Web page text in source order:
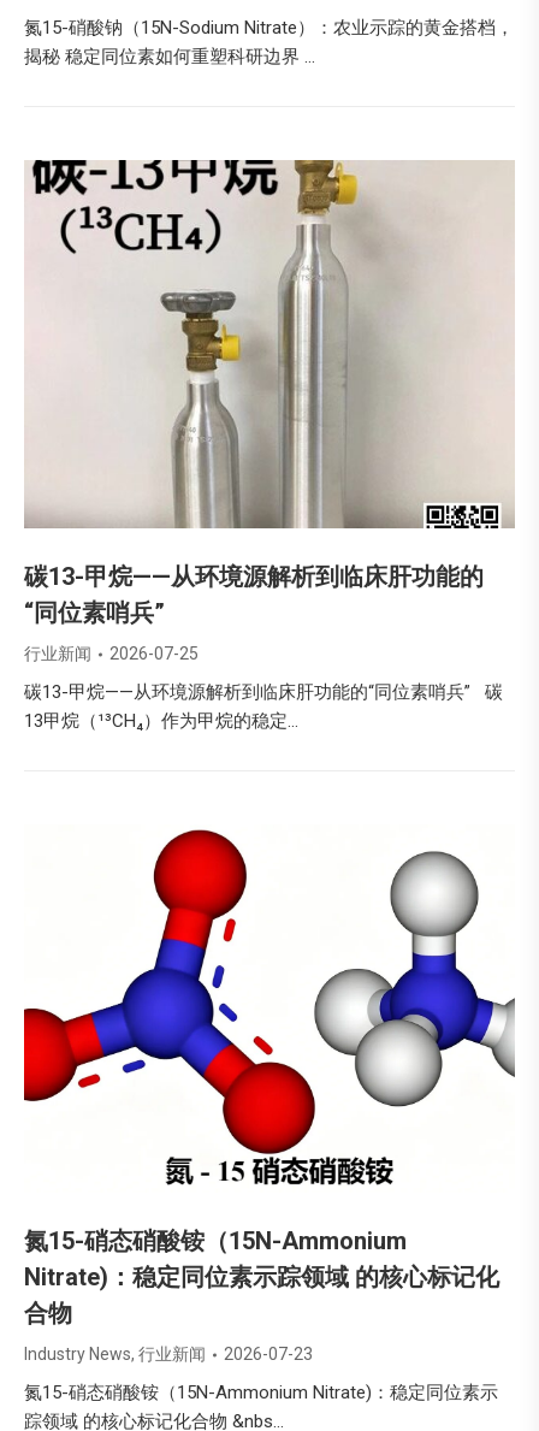
氮15-硝酸钠（15N-Sodium Nitrate）：农业示踪的黄金搭档，
揭秘 稳定同位素如何重塑科研边界 …
碳13-甲烷——从环境源解析到临床肝功能的
“同位素哨兵”
行业新闻 2026-07-25
碳13-甲烷——从环境源解析到临床肝功能的“同位素哨兵” 碳
13甲烷（¹³CH₄）作为甲烷的稳定…
氮15-硝态硝酸铵（15N-Ammonium
Nitrate)：稳定同位素示踪领域 的核心标记化
合物
Industry News, 行业新闻 2026-07-23
氮15-硝态硝酸铵（15N-Ammonium Nitrate)：稳定同位素示
踪领域 的核心标记化合物 &nbs…